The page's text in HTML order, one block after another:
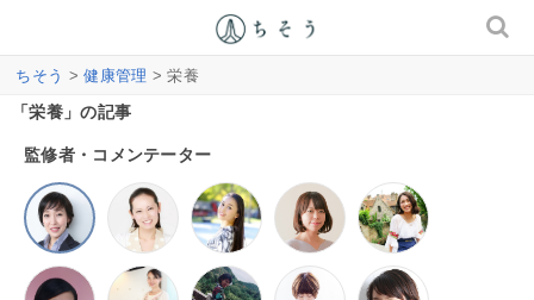
ちそう >健康管理 > 栄養
「栄養」の記事
監修者・コメンテーター